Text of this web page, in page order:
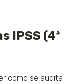
IPSS (4ª
como se audita